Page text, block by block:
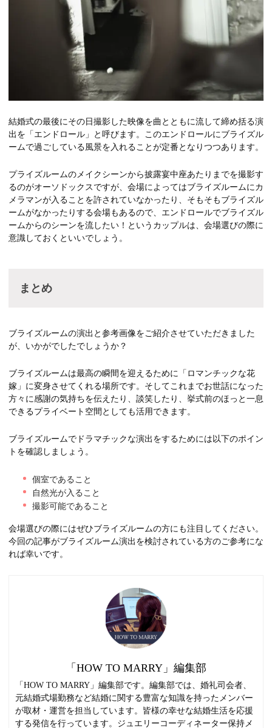
結婚式の最後にその日撮影した映像を曲とともに流して締め括る演
出を「エンドロール」と呼びます。このエンドロールにブライズル
ームで過ごしている風景を入れることが定番となりつつあります。
プライズルームのメイクシーンから披露宴中座あたりまでを撮影す
るのがオーソドックスですが、会場によってはブライズルームにカ
メラマンが入ることを許されていなかったり、そもそもブライズル
ームがなかったりする会場もあるので、エンドロールでブライズル
ームからのシーンを流したい！というカップルは、会場選びの際に
意識しておくといいでしょう。
まとめ
ブライズルームの演出と参考画像をご紹介させていただきました
が、いかがでしたでしょうか？
ブライズルームは最高の瞬間を迎えるために「ロマンチックな花
嫁」に変身させてくれる場所です。そしてこれまでお世話になった
方々に感謝の気持ちを伝えたり、談笑したり、挙式前のほっと一息
できるプライベート空間としても活用できます。
ブライズルームでドラマチックな演出をするためには以下のポイン
トを確認しましょう。
個室であること
自然光が入ること
撮影可能であること
会場選びの際にはぜひブライズルームの方にも注目してください。
今回の記事がブライズルーム演出を検討されている方のご参考にな
れば幸いです。
「HOW TO MARRY」編集部
「HOW TO MARRY」編集部です。編集部では、婚礼司会者、
元結婚式場勤務など結婚に関する豊富な知識を持ったメンバー
が取材・運営を担当しています。皆様の幸せな結婚生活を応援
する発信を行っています。ジュエリーコーディネーター保持メ